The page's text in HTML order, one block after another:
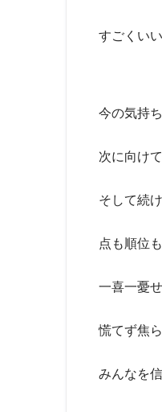
すごくい
今の気持
次に向け
そして続
点も順位
一喜一憂
慌てず焦
みんなを